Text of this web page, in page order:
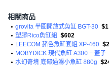
相關商品
• grovita 半圓開放式魚缸 BGT-30
• 塑膠Rico魚缸組
$602
• LEECOM 赭色魚缸套組 XP-460
• MOBYDICK 現代魚缸 A300 + 蓋子
• 水幻奇境 底部過濾小魚缸 880g